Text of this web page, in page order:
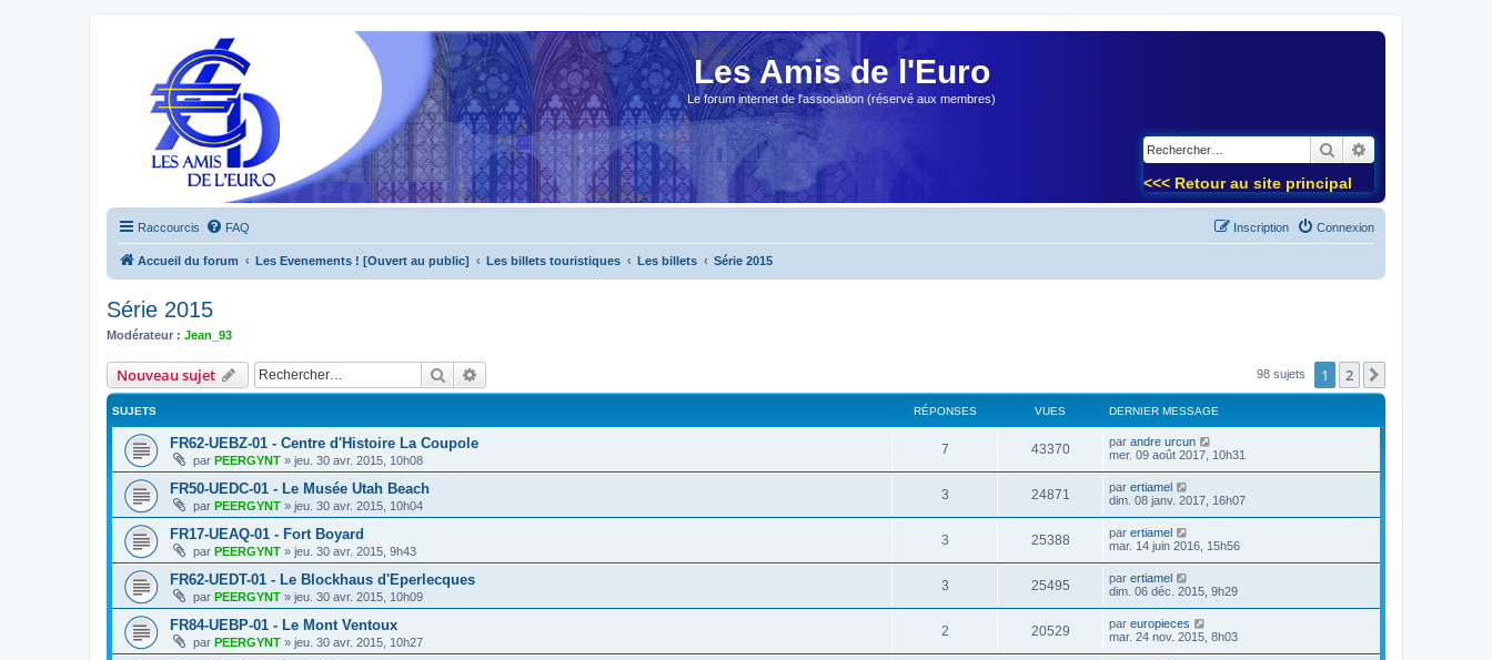
Les Amis de l'Euro
Le forum internet de l'association (réservé aux membres)
Rechercher
<<< Retour au site principal
Raccourcis FAQ Connexion
Inscription
Accueil du forum Les Evenements ! [Ouvert au public] Les billets touristiques Les billets Série 2015
Série 2015
Modérateur : Jean_93
Nouveau sujet Rechercher 98 sujets 1 2
SUJETS RÉPONSES VUES DERNIER MESSAGE
FR62-UEBZ-01 - Centre d'Histoire La Coupole
par PEERGYNT » jeu. 30 avr. 2015, 10h08
7 43370 par andre urcun
mer. 09 août 2017, 10h31
FR50-UEDC-01 - Le Musée Utah Beach
par PEERGYNT » jeu. 30 avr. 2015, 10h04
3 24871 par ertiamel
dim. 08 janv. 2017, 16h07
FR17-UEAQ-01 - Fort Boyard
par PEERGYNT » jeu. 30 avr. 2015, 9h43
3 25388 par ertiamel
mar. 14 juin 2016, 15h56
FR62-UEDT-01 - Le Blockhaus d'Eperlecques
par PEERGYNT » jeu. 30 avr. 2015, 10h09
3 25495 par ertiamel
dim. 06 déc. 2015, 9h29
FR84-UEBP-01 - Le Mont Ventoux
par PEERGYNT » jeu. 30 avr. 2015, 10h27
2 20529 par europieces
mar. 24 nov. 2015, 8h03